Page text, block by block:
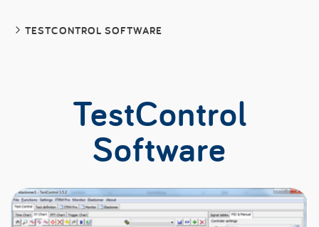
TESTCONTROL SOFTWARE
TestControl
Software